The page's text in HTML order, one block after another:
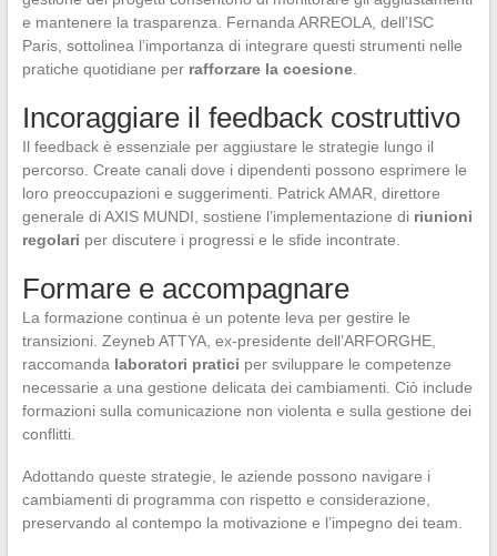
e mantenere la trasparenza. Fernanda ARREOLA, dell’ISC
Paris, sottolinea l’importanza di integrare questi strumenti nelle
pratiche quotidiane per rafforzare la coesione.
Incoraggiare il feedback costruttivo
Il feedback è essenziale per aggiustare le strategie lungo il
percorso. Create canali dove i dipendenti possono esprimere le
loro preoccupazioni e suggerimenti. Patrick AMAR, direttore
generale di AXIS MUNDI, sostiene l’implementazione di riunioni
regolari per discutere i progressi e le sfide incontrate.
Formare e accompagnare
La formazione continua è un potente leva per gestire le
transizioni. Zeyneb ATTYA, ex-presidente dell’ARFORGHE,
raccomanda laboratori pratici per sviluppare le competenze
necessarie a una gestione delicata dei cambiamenti. Ciò include
formazioni sulla comunicazione non violenta e sulla gestione dei
conflitti.
Adottando queste strategie, le aziende possono navigare i
cambiamenti di programma con rispetto e considerazione,
preservando al contempo la motivazione e l’impegno dei team.